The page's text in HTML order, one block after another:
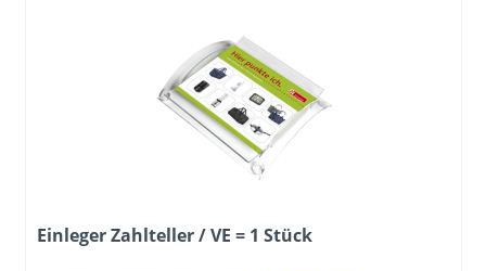
Einleger Zahlteller / VE = 1 Stück